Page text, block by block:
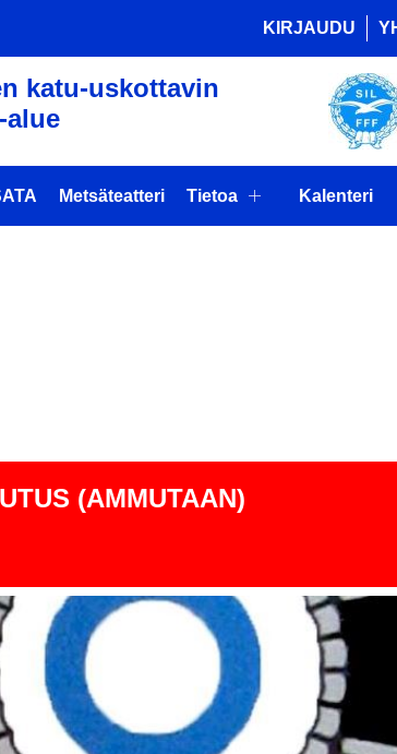
KIRJAUDU
katu-uskottavin
alue
Metsäteatteri Tietoa Kalenteri
(AMMUTAAN)